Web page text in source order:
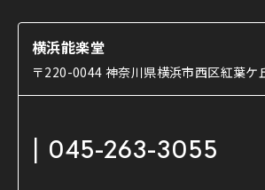
楽屋
ご利用の流れ
利用料金表
能舞台と演じ手
使用する道具
能・狂言の曲目説明
日本の古典芸能
コラム
OTABISHO
チケット購入方法
横浜能楽堂
〒220-0044 神奈川県横浜市西区紅葉ケ
045-263-3055